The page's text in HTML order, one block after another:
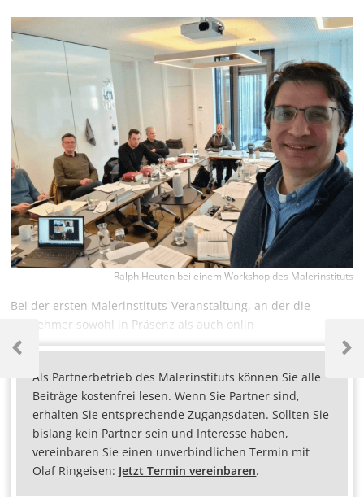
Ralph Heuten bei einem Workshop des Malerinstituts
Bei der ersten Malerinstituts-Veranstaltung, an der die
Teilnehmer sowohl in Präsenz als auch onlin
Als Partnerbetrieb des Malerinstituts können Sie alle
Beiträge kostenfrei lesen. Wenn Sie Partner sind,
erhalten Sie entsprechende Zugangsdaten. Sollten Sie
bislang kein Partner sein und Interesse haben,
vereinbaren Sie einen unverbindlichen Termin mit
Olaf Ringeisen: Jetzt Termin vereinbaren.